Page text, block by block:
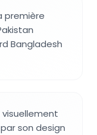
première
Bangladesh
son design